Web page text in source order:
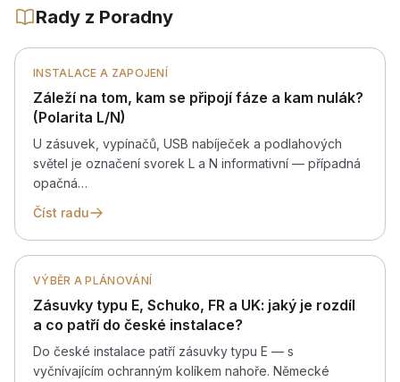
Rady z Poradny
INSTALACE A ZAPOJENÍ
Záleží na tom, kam se připojí fáze a kam nulák?
(Polarita L/N)
U zásuvek, vypínačů, USB nabíječek a podlahových
světel je označení svorek L a N informativní — případná
opačná…
Číst radu
VÝBĚR A PLÁNOVÁNÍ
Zásuvky typu E, Schuko, FR a UK: jaký je rozdíl
a co patří do české instalace?
Do české instalace patří zásuvky typu E — s
vyčnívajícím ochranným kolíkem nahoře. Německé